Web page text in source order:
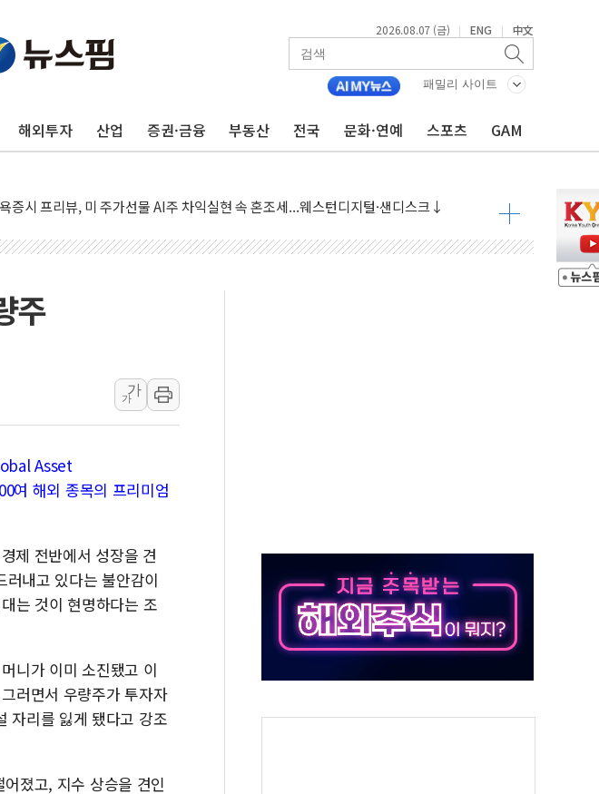
2026.08.07 (금) | ENG | 中文
패밀리 사이트
해외투자 산업 증권·금융 부동산 전국 문화·연예 스포츠 GAM
아니아 국방 "러, 우크라 드론으로 나토 회원국 공격 검토… 거짓 깃발 작전"
증시 개장 전 특징주...모더나·아이온큐·도어대시↑ VS 샌디스크·피그마·앱러빈↓
관 장관 "영업이익 N% 성과급 반대…상법·자본시장법 개정 논의"
대, 북한 단거리 탄도미사일 발사에 긴급 안보 점검회의
7주 만에 최고…美 고용 둔화·호르무즈 재개방 기대에 강세
1인칭시점 드론으로 우크라 민간인 '사파리' 공격… 시민들 공포감 극대화 전략
남 증시] 지수 하락 속 'DGC' 임시 주총 기대감에 홀로 상한가…마진 잔액은 사상 최고
주 섬유염색공장서 화재 1명 중상…대응 1단계 진압 중
정관 산업부 장관 "주 52시간 손봐야, 경쟁상대 中과 비교해야"
1함대 창설 80주년…지역과 함께하는 '선봉'의 대민 봉사
] 북, 원산서 동해로 단거리 탄도미사일 1발 발사… 올해 10번째·42일 만 도발
라 드론 전술, 중남미 콜롬비아에 새 안보 위기… 반군·마약카르텔이 습득해 전투 활용
폐염산처리업체서 불 2시간30여분만에 진화...외국인 노동자 숨져
과 함께하는 '불금전파, 송정' 시즌2
주
가
가
Asset
여 해외 종목의 프리미엄
제 전반에서 성장을 견
내고 있다는 불안감이
는 것이 현명하다는 조
니가 이미 소진됐고 이
러면서 우량주가 투자자
자리를 잃게 됐다고 강조
졌고, 지수 상승을 견인